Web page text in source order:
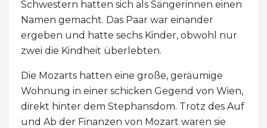
Schwestern hatten sich als Sängerinnen einen
Namen gemacht. Das Paar war einander
ergeben und hatte sechs Kinder, obwohl nur
zwei die Kindheit überlebten.
Die Mozarts hatten eine große, geräumige
Wohnung in einer schicken Gegend von Wien,
direkt hinter dem Stephansdom. Trotz des Auf
und Ab der Finanzen von Mozart waren sie